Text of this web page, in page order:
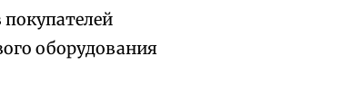
оборудования